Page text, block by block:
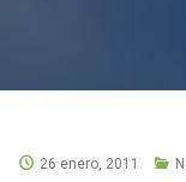
26 enero, 2011